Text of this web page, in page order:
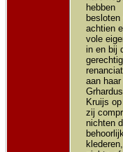
hebben
achtien
vole
in en bij
aan
Kruijs
zij
nichten